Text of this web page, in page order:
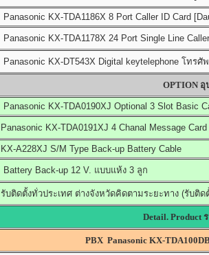
Panasonic KX-TDA1186X 8 Port Caller ID Card
Panasonic KX-TDA1178X 24 Port Single Line
Panasonic KX-DT543X Digital keytelephone โทร
OPTION
Panasonic KX-TDA0190XJ Optional 3 Slot Basic
Panasonic KX-TDA0191XJ 4 Chanal Message
KX-A228XJ S/M Type Back-up Battery Cable
Battery Back-up 12 V. แบบแห้ง 3 ลูก
รับติดตั้งทั่วประเทศ ต่างจังหวัดคิดตามระยะทาง (รับติ
Detail. Product
PBX Panasonic KX-